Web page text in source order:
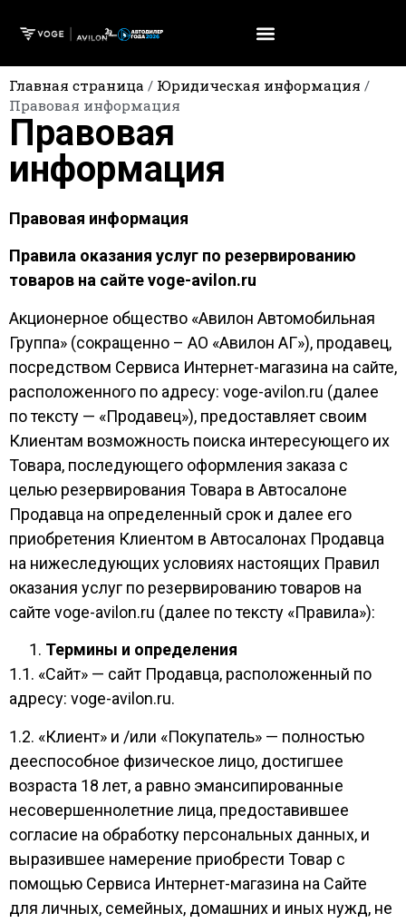
Главная страница / Юридическая информация /
Правовая информация
Правовая
информация
Правовая информация
Правила оказания услуг по резервированию
товаров на сайте voge-avilon.ru
Акционерное общество «Авилон Автомобильная
Группа» (сокращенно – АО «Авилон АГ»), продавец,
посредством Сервиса Интернет-магазина на сайте,
расположенного по адресу: voge-avilon.ru (далее
по тексту — «Продавец»), предоставляет своим
Клиентам возможность поиска интересующего их
Товара, последующего оформления заказа с
целью резервирования Товара в Автосалоне
Продавца на определенный срок и далее его
приобретения Клиентом в Автосалонах Продавца
на нижеследующих условиях настоящих Правил
оказания услуг по резервированию товаров на
сайте voge-avilon.ru (далее по тексту «Правила»):
Термины и определения
1.1. «Сайт» — сайт Продавца, расположенный по
адресу: voge-avilon.ru.
1.2. «Клиент» и /или «Покупатель» — полностью
дееспособное физическое лицо, достигшее
возраста 18 лет, а равно эмансипированные
несовершеннолетние лица, предоставившее
согласие на обработку персональных данных, и
выразившее намерение приобрести Товар с
помощью Сервиса Интернет-магазина на Сайте
для личных, семейных, домашних и иных нужд, не